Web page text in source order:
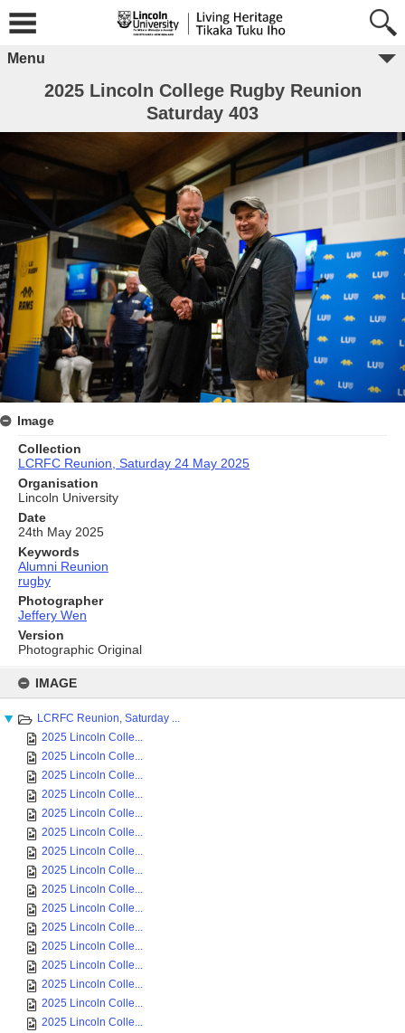
content
IMAGE
LCRFC Reunion, Saturday ...
2025 Lincoln Colle...
2025 Lincoln Colle...
2025 Lincoln Colle...
2025 Lincoln Colle...
2025 Lincoln Colle...
2025 Lincoln Colle...
2025 Lincoln Colle...
2025 Lincoln Colle...
2025 Lincoln Colle...
2025 Lincoln Colle...
2025 Lincoln Colle...
2025 Lincoln Colle...
2025 Lincoln Colle...
2025 Lincoln Colle...
2025 Lincoln Colle...
2025 Lincoln Colle...
Menu
2025 Lincoln College Rugby Reunion
Saturday 403
Image
Collection
LCRFC Reunion, Saturday 24 May 2025
Organisation
Lincoln University
Date
24th May 2025
Keywords
Alumni Reunion
rugby
Photographer
Jeffery Wen
Version
Photographic Original